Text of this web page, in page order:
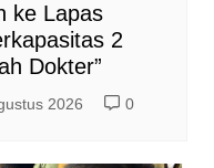
ke Lapas
2
Dokter”
2026 0